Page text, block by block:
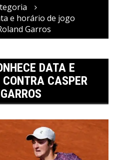
e horário de jogo
Garros
DATA E
CASPER